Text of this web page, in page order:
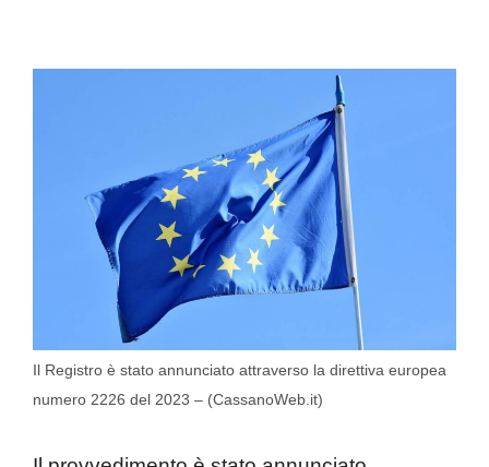
Il Registro è stato annunciato attraverso la direttiva europea
numero 2226 del 2023 – (CassanoWeb.it)